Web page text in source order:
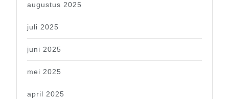
augustus 2025
juli 2025
juni 2025
mei 2025
april 2025